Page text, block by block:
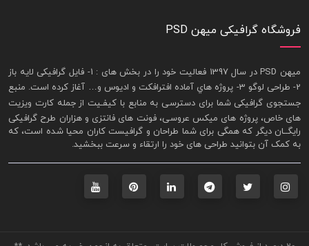
فروشگاه گرافیکی میهن PSD
ميهن PSD در سال 1397 فعاليت خود را در بخش های : 1-
فايل گرافيکی لايه باز
2- طراحی لوگو 3- پروژه هاي آماده افترافکت و اديوس و… آغاز کرده است. منبع
جستجوی گرافيکی شما برای دسترسی به منابع با کيفـيت از جملهکارت ويزيت
های خاص، پروژه های ميکس عروسی، فونت های فانتزی و هزاران طرح گرافیکی
رايگــان ديگر که همگی برای شما طراحان و گرافيست کاران محيا شده است، که
به کمک آن بتوانيد طراحی های خود را ارتقاء و سرعت ببخشيد.